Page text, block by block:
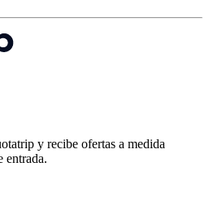
y recibe ofertas a medida
entrada.